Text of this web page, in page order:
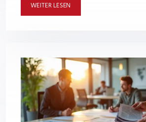
WEITER LESEN